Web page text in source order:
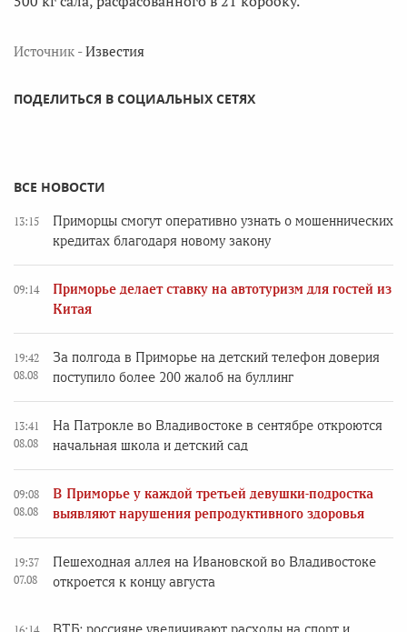
Источник -Известия
ПОДЕЛИТЬСЯ В СОЦИАЛЬНЫХ СЕТЯХ
ВСЕ НОВОСТИ
13:15
Приморцы смогут оперативно узнать о мошеннических
кредитах благодаря новому закону
09:14
Приморье делает ставку на автотуризм для гостей из
Китая
19:42
08.08
За полгода в Приморье на детский телефон доверия
поступило более 200 жалоб на буллинг
13:41
08.08
На Патрокле во Владивостоке в сентябре откроются
начальная школа и детский сад
09:08
08.08
В Приморье у каждой третьей девушки-подростка
выявляют нарушения репродуктивного здоровья
19:37
07.08
Пешеходная аллея на Ивановской во Владивостоке
откроется к концу августа